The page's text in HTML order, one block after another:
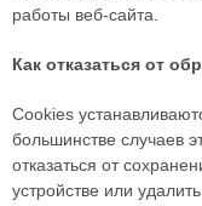
работы веб-сайта.
Как отказаться от
Cookies
большинстве случаев
отказаться от
устройстве или